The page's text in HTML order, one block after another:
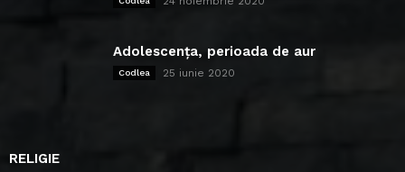
Adolescența, perioada de aur
Codlea 25 iunie 2020
RELIGIE